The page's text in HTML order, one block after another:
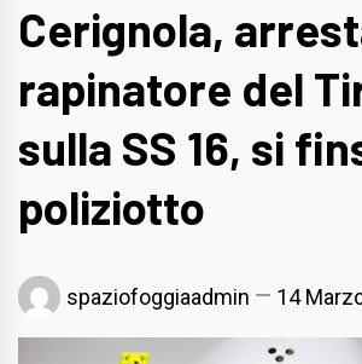
Cerignola,
rapinatore del
sulla SS 16, si
poliziotto
spaziofoggiaadmin 14